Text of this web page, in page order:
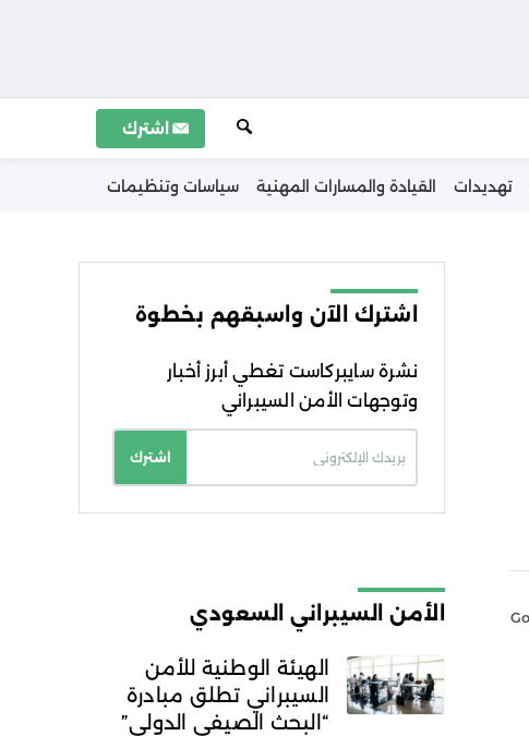
اشترك
تهديدات القيادة والمسارات المهنية سياسات وتنظيمات
اشترك الآن واسبقهم بخطوة
نشرة سايبركاست تغطي أبرز أخبار
وتوجهات الأمن السيبراني
اشترك
الخصوصية
الأمن السيبراني السعودي
الهيئة الوطنية للأمن
السيبراني تطلق مبادرة
“البحث الصيفي الدولي”